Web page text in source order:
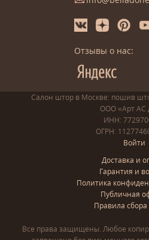
Отзывы о нас:
Салон штор в Москве: пошив
ООО «Арт АС
ИНН:
ОГРН:
Войти
Доставка и
Гарантия и
Политика
Публичная
Правила сбора
Все права защищены. Любое